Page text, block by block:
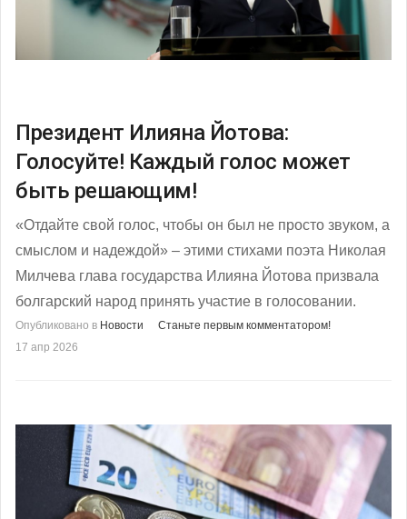
Президент Илияна Йотова:
Голосуйте! Каждый голос может
быть решающим!
«Отдайте свой голос, чтобы он был не просто звуком, а
смыслом и надеждой» – этими стихами поэта Николая
Милчева глава государства Илияна Йотова призвала
болгарский народ принять участие в голосовании.
Опубликовано в Новости
Станьте первым комментатором!
17 апр 2026